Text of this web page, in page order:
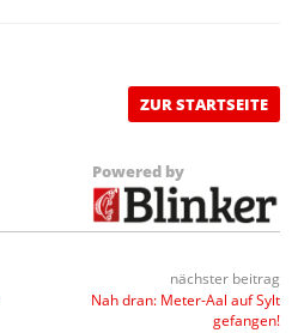
ZUR STARTSEITE
Powered by
nächster beitrag
Nah dran: Meter-Aal auf Sylt
gefangen!